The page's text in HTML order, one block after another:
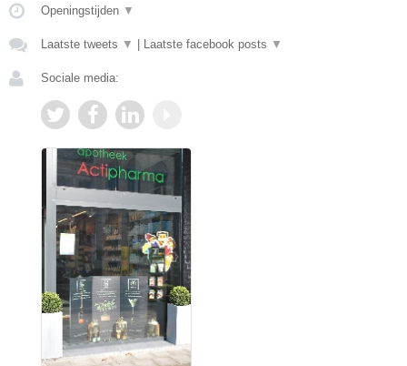
Openingstijden ▼
Laatste tweets ▼ Laatste facebook posts ▼
Sociale media: